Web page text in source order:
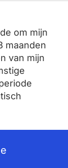
om mijn
maanden
van mijn